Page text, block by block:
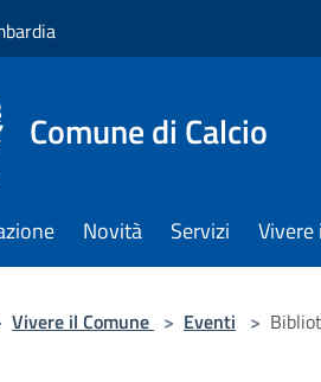
Comune di Calcio
Novità Servizi Vivere
Vivere il Comune > Eventi >